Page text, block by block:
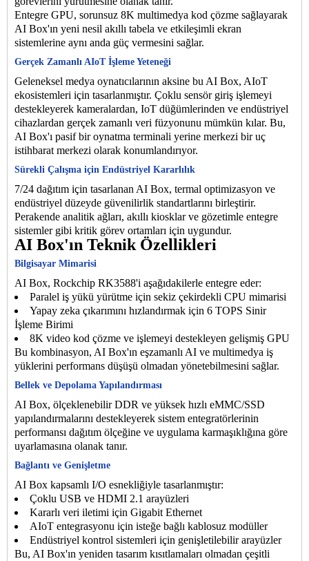
Entegre GPU, sorunsuz 8K multimedya kod çözme sağlayarak
AI Box'ın yeni nesil akıllı tabela ve etkileşimli ekran
sistemlerine aynı anda güç vermesini sağlar.
Gerçek Zamanlı AIoT İşleme Yeteneği
Geleneksel medya oynatıcılarının aksine bu AI Box, AIoT
ekosistemleri için tasarlanmıştır. Çoklu sensör giriş işlemeyi
destekleyerek kameralardan, IoT düğümlerinden ve endüstriyel
cihazlardan gerçek zamanlı veri füzyonunu mümkün kılar. Bu,
AI Box'ı pasif bir oynatma terminali yerine merkezi bir uç
istihbarat merkezi olarak konumlandırıyor.
Sürekli Çalışma için Endüstriyel Kararlılık
7/24 dağıtım için tasarlanan AI Box, termal optimizasyon ve
endüstriyel düzeyde güvenilirlik standartlarını birleştirir.
Perakende analitik ağları, akıllı kiosklar ve gözetimle entegre
sistemler gibi kritik görev ortamları için uygundur.
AI Box'ın Teknik Özellikleri
Bilgisayar Mimarisi
AI Box, Rockchip RK3588'i aşağıdakilerle entegre eder:
Paralel iş yükü yürütme için sekiz çekirdekli CPU mimarisi
Yapay zeka çıkarımını hızlandırmak için 6 TOPS Sinir
İşleme Birimi
8K video kod çözme ve işlemeyi destekleyen gelişmiş GPU
Bu kombinasyon, AI Box'ın eşzamanlı AI ve multimedya iş
yüklerini performans düşüşü olmadan yönetebilmesini sağlar.
Bellek ve Depolama Yapılandırması
AI Box, ölçeklenebilir DDR ve yüksek hızlı eMMC/SSD
yapılandırmalarını destekleyerek sistem entegratörlerinin
performansı dağıtım ölçeğine ve uygulama karmaşıklığına göre
uyarlamasına olanak tanır.
Bağlantı ve Genişletme
AI Box kapsamlı I/O esnekliğiyle tasarlanmıştır:
Çoklu USB ve HDMI 2.1 arayüzleri
Kararlı veri iletimi için Gigabit Ethernet
AIoT entegrasyonu için isteğe bağlı kablosuz modüller
Endüstriyel kontrol sistemleri için genişletilebilir arayüzler
Bu, AI Box'ın yeniden tasarım kısıtlamaları olmadan çeşitli